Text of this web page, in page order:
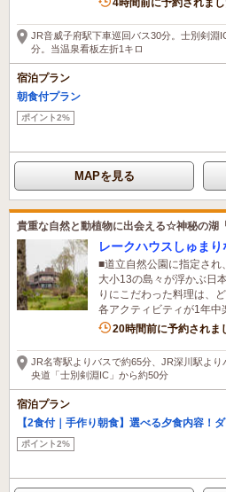
JR音威子府駅下車巡回バス30分。士別剣淵
分。当温泉看板左折1キロ
宿泊プラン
朝食付プラン
ポイント2%
MAPを見る
貴重な自然と動植物に出会える☆神秘の湖
レークハウスしゅまり
■道立自然公園に指定さ
大小13の島々が浮かぶ日
りにこだわった料理は、
各アクティビティが1年中
20時間前に予約されま
JR名寄駅よりバスで約65分、JR深川駅よ
央道「士別剣淵IC」から約50分
宿泊プラン
【2食付｜手作り朝食】選べる夕食内容！
ポイント2%